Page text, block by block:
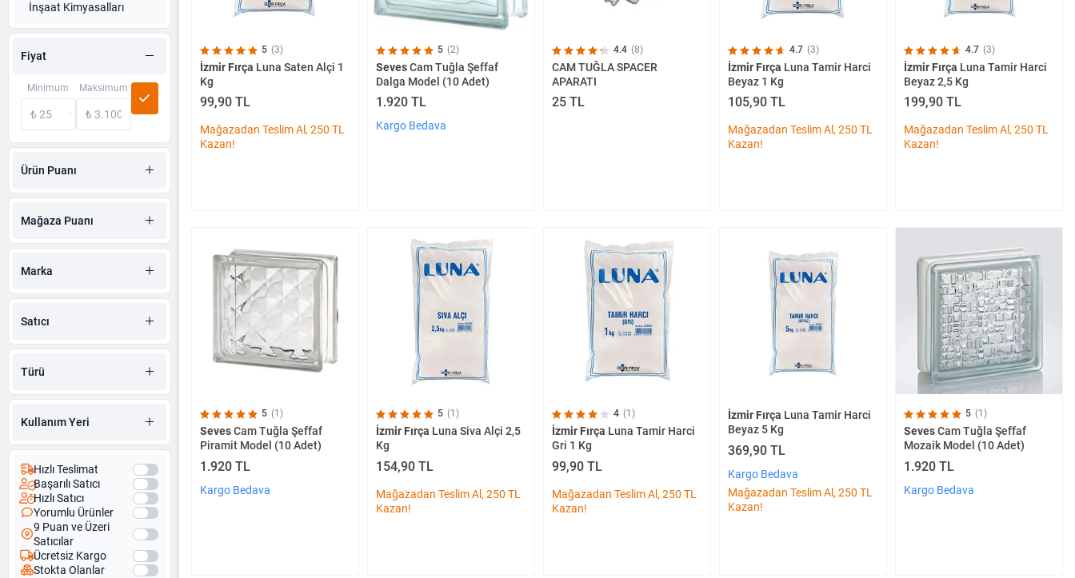
İnşaat Kimyasalları
İzolasyon
İnşaat Temizlik
Ürünleri
Fiyat
Minimum Maksimum
Ürün Puanı
Mağaza Puanı
Marka
Satıcı
Türü
Kullanım Yeri
Hızlı Teslimat
Başarılı Satıcı
Hızlı Satıcı
Yorumlu Ürünler
9 Puan ve Üzeri
Satıcılar
Ücretsiz Kargo
Stokta Olanlar
5 (3)
İzmir Fırça Luna Saten Alçi 1
Kg
99,90 TL
Mağazadan Teslim Al, 250 TL
Kazan!
5 (2)
SevesCam Tuğla Şeffaf
Dalga Model (10 Adet)
1.920 TL
Kargo Bedava
4.4 (8)
CAM TUĞLA SPACER
APARATI
25 TL
4.7 (3)
İzmir Fırça Luna Tamir Harci
Beyaz 1 Kg
105,90 TL
Mağazadan Teslim Al, 250 TL
Kazan!
4.7 (3)
İzmir Fırça Luna Tamir Harci
Beyaz 2,5 Kg
199,90 TL
Mağazadan Teslim Al, 250 TL
Kazan!
5 (1)
SevesCam Tuğla Şeffaf
Piramit Model (10 Adet)
1.920 TL
Kargo Bedava
5 (1)
İzmir Fırça Luna Siva Alçi 2,5
Kg
154,90 TL
Mağazadan Teslim Al, 250 TL
Kazan!
4 (1)
İzmir Fırça Luna Tamir Harci
Gri 1 Kg
99,90 TL
Mağazadan Teslim Al, 250 TL
Kazan!
İzmir Fırça Luna Tamir Harci
Beyaz 5 Kg
369,90 TL
Kargo Bedava
Mağazadan Teslim Al, 250 TL
Kazan!
5 (1)
SevesCam Tuğla Şeffaf
Mozaik Model (10 Adet)
1.920 TL
Kargo Bedava